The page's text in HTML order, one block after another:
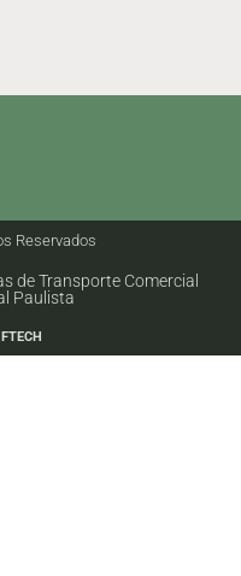
Reservados
de Transporte Comercial
Paulista
FTECH